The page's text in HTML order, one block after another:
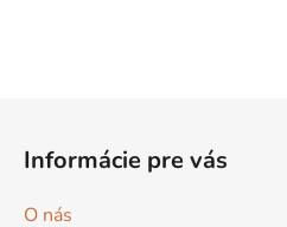
Informácie pre vás
O nás